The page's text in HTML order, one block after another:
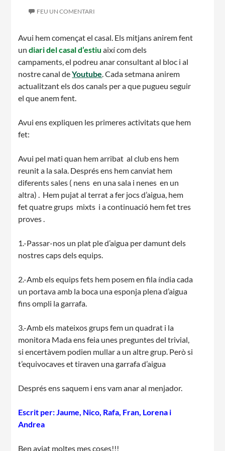
FEU UN COMENTARI
Avui hem començat el casal. Els mitjans anirem fent
undiari del casal d’estiu així com dels
campaments, el podreu anar consultant al bloc i al
nostre canal deYoutube. Cada setmana anirem
actualitzant els dos canals per a que pugueu seguir
el que anem fent.
Avui ens expliquen les primeres activitats que hem
fet:
Avui pel mati quan hem arribat al club ens hem
reunit a la sala. Després ens hem canviat hem
diferents sales ( nens en una sala i nenes en un
altra) . Hem pujat al terrat a fer jocs d’aigua, hem
fet quatre grups mixts i a continuació hem fet tres
proves .
1.-Passar-nos un plat ple d’aigua per damunt dels
nostres caps dels equips.
2.-Amb els equips fets hem posem en fila índia cada
un portava amb la boca una esponja plena d’aigua
fins ompli la garrafa.
3.-Amb els mateixos grups fem un quadrat i la
monitora Mada ens feia unes preguntes del trivial,
si encertàvem podien mullar a un altre grup. Però si
t’equivocaves et tiraven una garrafa d’aigua
Després ens saquem i ens vam anar al menjador.
Escrit per: Jaume, Nico, Rafa, Fran, Lorena i
Andrea
Ben aviat moltes mes coses!!!